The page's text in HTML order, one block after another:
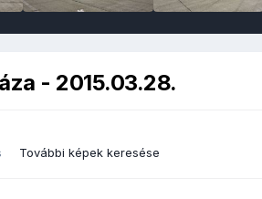
- 2015.03.28.
További képek keresése